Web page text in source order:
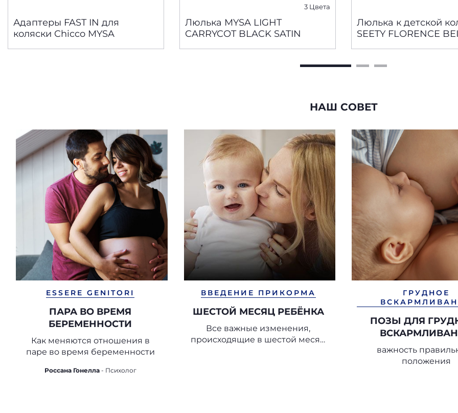
Адаптеры FAST IN для
коляски Chicco MYSA
3 Цвета
Люлька MYSA LIGHT
CARRYCOT BLACK SATIN
Люлька к детской
SEETY FLORENCE
НАШ СОВЕТ
ESSERE GENITORI
ПАРА ВО ВРЕМЯ
БЕРЕМЕННОСТИ
Как меняются отношения в
паре во время беременности
Россана Гонелла - Психолог
ВВЕДЕНИЕ ПРИКОРМА
ШЕСТОЙ МЕСЯЦ РЕБЁНКА
Все важные изменения,
происходящие в шестой месяц
ГРУДНОЕ
ПОЗЫ ДЛЯ
важность
положения